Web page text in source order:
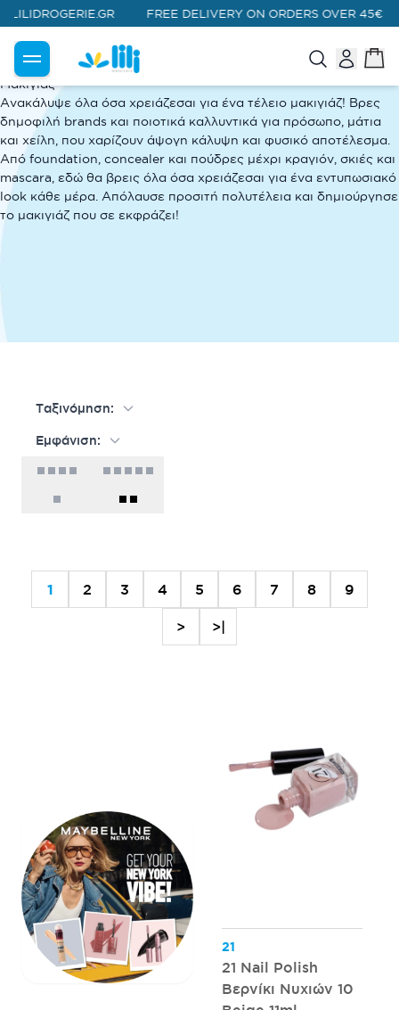
FREE DELIVERY ON ORDERS OVER 45€
ΑΡΧΙΚΗ Μακιγιάζ
Μακιγιάζ
Ανακάλυψε όλα όσα χρειάζεσαι για ένα τέλειο μακιγιάζ! Βρες
δημοφιλή brands και ποιοτικά καλλυντικά για πρόσωπο, μάτια
και χείλη, που χαρίζουν άψογη κάλυψη και φυσικό αποτέλεσμα.
Από foundation, concealer και πούδρες μέχρι κραγιόν, σκιές και
mascara, εδώ θα βρεις όλα όσα χρειάζεσαι για ένα εντυπωσιακό
look κάθε μέρα. Απόλαυσε προσιτή πολυτέλεια και δημιούργησε
το μακιγιάζ που σε εκφράζει!
Ταξινόμηση:
Εμφάνιση:
1 2 3 4 5 6 7 8 9
> >|
21
21 Nail Polish
Βερνίκι Νυχιών 10